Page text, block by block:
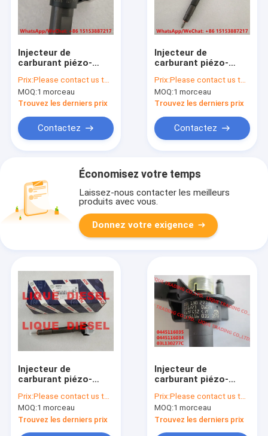
Injecteur de
carburant piézo-
0445115067,
0445115049 de
BOSCH pour la JEEP,
VM 15062058F,
CHRYSLER
Prix:Please contact us to get newest price.
MOQ:1 morceau
Trouvez les derniers prix
Contactez
Injecteur de
carburant piézo-
0445115067,
0445115049, 0 445
115 067, 0 445 115
15062058F,
68042029AA de
Prix:Please contact us to get newest price.
MOQ:1 morceau
Trouvez les derniers prix
Contactez
Économisez votre temps
Laissez-nous contacter les meilleurs
produits avec vous.
Donnez votre exigence
Injecteur de
carburant piézo-
0445115067,
0445115049, 0 445
115 067, 0 445 115
049, 68042029AA, VM
Prix:Please contact us to get newest price.
MOQ:1 morceau
Trouvez les derniers prix
Injecteur de
carburant piézo-
0445116035,
0445116034, 0 445
116 035, 0 445 116
034 de BOSCH pour
Prix:Please contact us to get newest price.
MOQ:1 morceau
Trouvez les derniers prix